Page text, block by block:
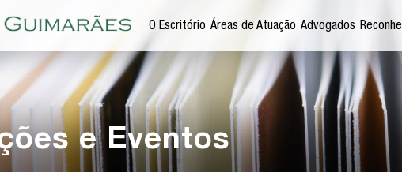
O Escritório Áreas de Atuação Advogados
e Eventos